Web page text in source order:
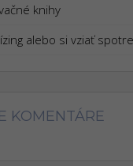
knihy
alebo si vziať
KOMENTÁRE